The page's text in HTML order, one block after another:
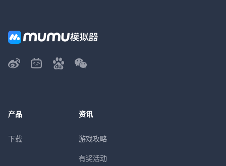
产品
下载
资讯
游戏攻略
有奖活动